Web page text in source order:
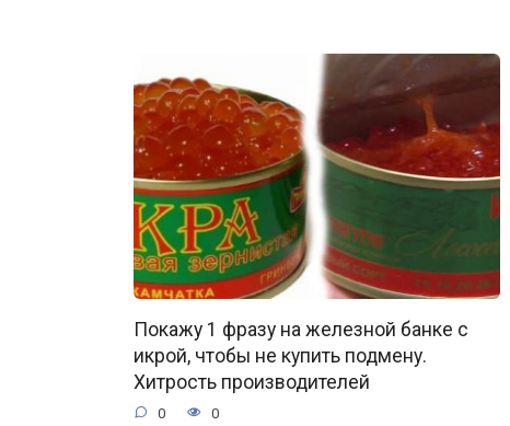
Покажу 1 фразу на железной банке с
икрой, чтобы не купить подмену.
Хитрость производителей
0 0